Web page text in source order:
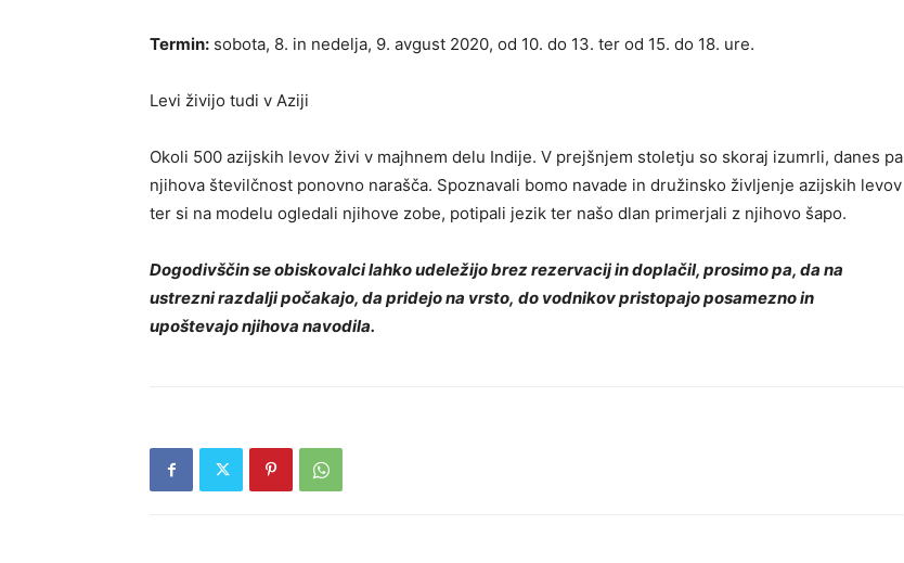
Termin: sobota, 8. in nedelja, 9. avgust 2020, od 10. do 13. ter od 15. do 18. ure.
Levi živijo tudi v Aziji
Okoli 500 azijskih levov živi v majhnem delu Indije. V prejšnjem stoletju so skoraj izumrli, danes pa
njihova številčnost ponovno narašča. Spoznavali bomo navade in družinsko življenje azijskih levov
ter si na modelu ogledali njihove zobe, potipali jezik ter našo dlan primerjali z njihovo šapo.
Dogodivščin se obiskovalci lahko udeležijo brez rezervacij in doplačil, prosimo pa, da na
ustrezni razdalji počakajo, da pridejo na vrsto, do vodnikov pristopajo posamezno in
upoštevajo njihova navodila.